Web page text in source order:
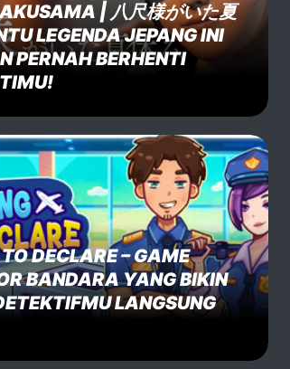
| 八尺様がいた夏
LEGENDA JEPANG INI
PERNAH BERHENTI
DECLARE – GAME
BANDARA YANG BIKIN
LANGSUNG